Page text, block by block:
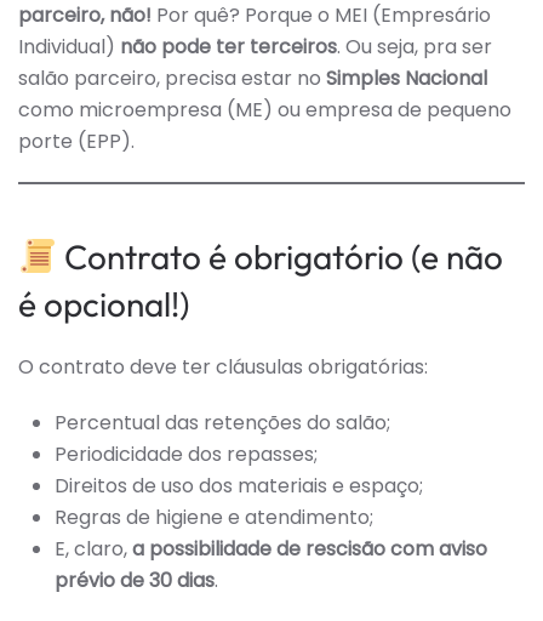
parceiro, não! Por quê? Porque o MEI (Empresário
Individual) não pode ter terceiros. Ou seja, pra ser
salão parceiro, precisa estar no Simples Nacional
como microempresa (ME) ou empresa de pequeno
porte (EPP).
Contrato é obrigatório (e não
é opcional!)
O contrato deve ter cláusulas obrigatórias:
Percentual das retenções do salão;
Periodicidade dos repasses;
Direitos de uso dos materiais e espaço;
Regras de higiene e atendimento;
E, claro,a possibilidade de rescisão com aviso
prévio de 30 dias.